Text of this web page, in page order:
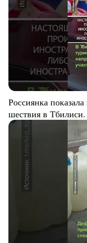
Россиянка
шествия в Тбилиси.